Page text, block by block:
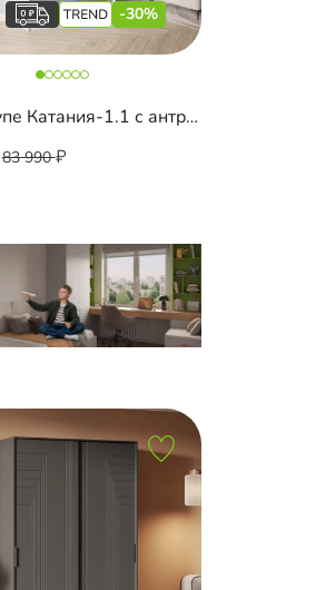
-30%
Шкаф-купе Катания-1.1 с антресолью
83 990